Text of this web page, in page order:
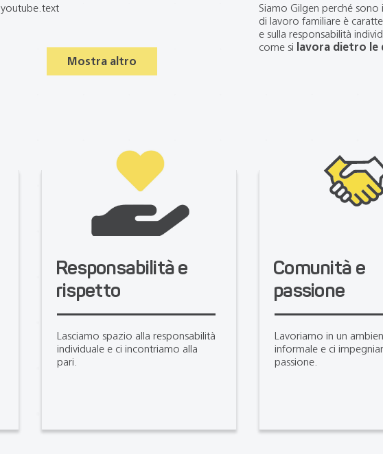
youtube.text
Mostra altro
Siamo Gilgen perché sono i
di lavoro familiare è
e sulla responsabilità
come si lavora dietro le
Responsabilità e
rispetto
Lasciamo spazio alla responsabilità
individuale e ci incontriamo alla
pari.
Comunità e
passione
Lavoriamo in un
informale e ci
passione.